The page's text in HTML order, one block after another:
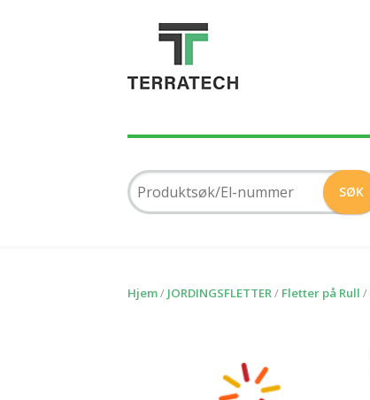
Hjem/ JORDINGSFLETTER / Fletter på Rull /